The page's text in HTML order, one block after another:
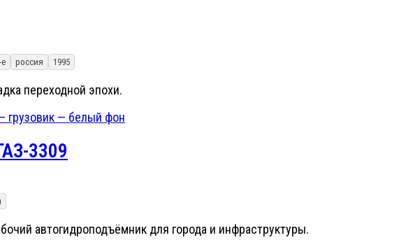
россия 1995
переходной эпохи.
3309
автогидроподъёмник для города и инфраструктуры.